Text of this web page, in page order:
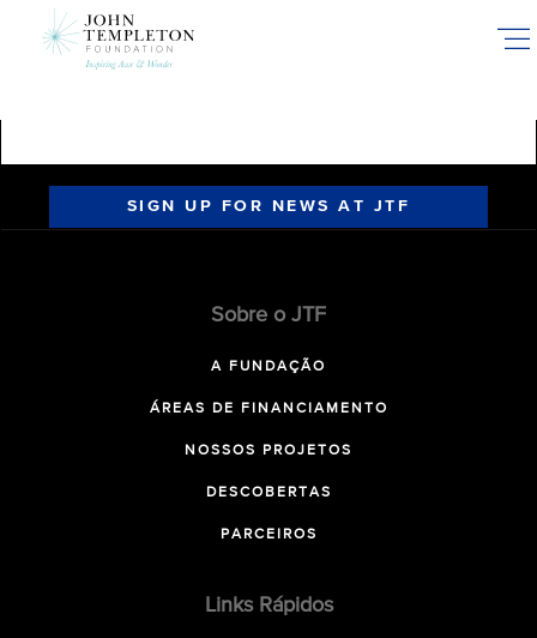
SIGN UP FOR NEWS AT JTF
Sobre o JTF
A FUNDAÇÃO
ÁREAS DE FINANCIAMENTO
NOSSOS PROJETOS
DESCOBERTAS
PARCEIROS
Links Rápidos